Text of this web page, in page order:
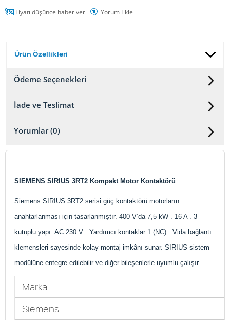
Fiyatı düşünce haber ver Yorum Ekle
Ürün Özellikleri
Ödeme Seçenekleri
İade ve Teslimat
Yorumlar (0)
SIEMENS SIRIUS 3RT2 Kompakt Motor Kontaktörü
Siemens SIRIUS 3RT2 serisi güç kontaktörü motorların
anahtarlanması için tasarlanmıştır. 400 V’da 7,5 kW . 16 A . 3
kutuplu yapı. AC 230 V . Yardımcı kontaklar 1 (NC) . Vida bağlantı
klemensleri sayesinde kolay montaj imkânı sunar. SIRIUS sistem
modülüne entegre edilebilir ve diğer bileşenlerle uyumlu çalışır.
Marka
Siemens